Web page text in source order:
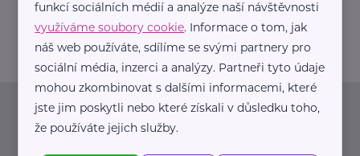
greendoors@greendoors.cz
Newsletter
funkcí sociálních médií a analýze naší návštěvnosti
využíváme soubory cookie. Informace o tom, jak
náš web používáte, sdílíme se svými partnery pro
sociální média, inzerci a analýzy. Partneři tyto údaje
mohou zkombinovat s dalšími informacemi, které
jste jim poskytli nebo které získali v důsledku toho,
že používáte jejich služby.